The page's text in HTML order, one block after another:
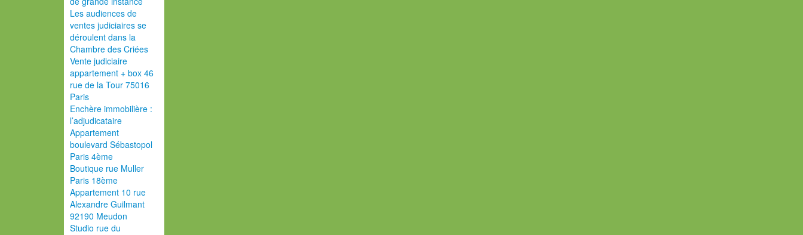
Les audiences de
ventes judiciaires se
déroulent dans la
Chambre des Criées
Vente judiciaire
appartement + box 46
rue de la Tour 75016
Paris
Enchère immobilière :
l’adjudicataire
Appartement
boulevard Sébastopol
Paris 4ème
Boutique rue Muller
Paris 18ème
Appartement 10 rue
Alexandre Guilmant
92190 Meudon
Studio rue du